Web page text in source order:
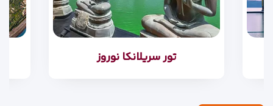
تور سریلانکا نوروز